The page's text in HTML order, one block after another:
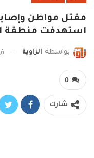
مقتل مواطن
استهدفت منطقة
بواسطة الزاوية
0
شارك